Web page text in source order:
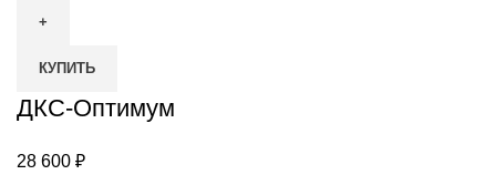
КУПИТЬ
ДКС-Оптимум
28 600 ₽